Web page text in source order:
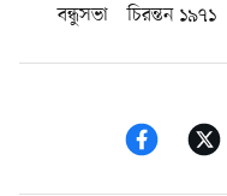
বন্ধুসভা
চিরন্তন ১৯৭১